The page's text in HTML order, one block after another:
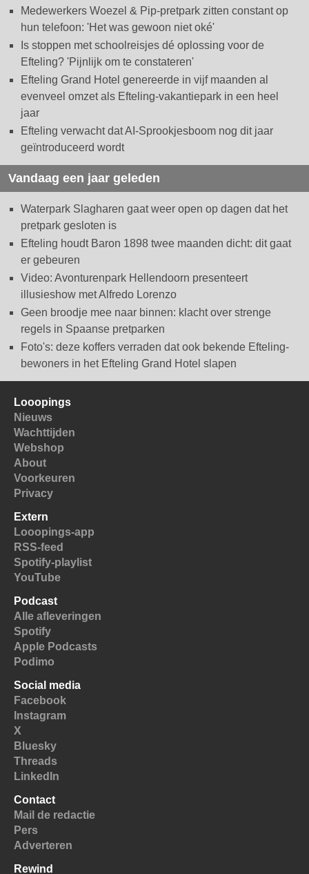
Medewerkers Woezel & Pip-pretpark zitten constant op
hun telefoon: 'Het was gewoon niet oké'
Is stoppen met schoolreisjes dé oplossing voor de
Efteling? 'Pijnlijk om te constateren'
Efteling Grand Hotel genereerde in vijf maanden al
evenveel omzet als Efteling-vakantiepark in een heel
jaar
Efteling verwacht dat AI-Sprookjesboom nog dit jaar
geïntroduceerd wordt
Vandaag een jaar geleden
Waterpark Slagharen gaat weer open op dagen dat het
pretpark gesloten is
Efteling houdt Baron 1898 twee maanden dicht: dit gaat
er gebeuren
Video: Avonturenpark Hellendoorn presenteert
illusieshow met Alfredo Lorenzo
Geen broodje mee naar binnen: klacht over strenge
regels in Spaanse pretparken
Foto's: deze koffers verraden dat ook bekende Efteling-
bewoners in het Efteling Grand Hotel slapen
Looopings
Nieuws
Wachttijden
Webshop
About
Voorkeuren
Privacy
Extern
Looopings-app
RSS-feed
Spotify-playlist
YouTube
Podcast
Alle afleveringen
Spotify
Apple Podcasts
Podimo
Social media
Facebook
Instagram
X
Bluesky
Threads
LinkedIn
Contact
Mail de redactie
Pers
Adverteren
Rewind